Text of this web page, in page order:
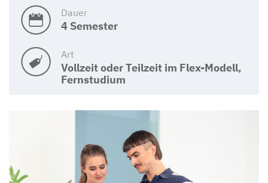
Dauer
4 Semester
Art
Vollzeit oder Teilzeit im Flex-Modell,
Fernstudium